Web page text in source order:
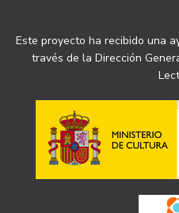
Este proyecto ha recibido una
través de la Dirección